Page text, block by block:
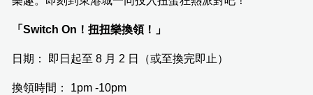
「Switch On！扭扭樂換領！」
日期： 即日起至 8 月 2 日（或至換完即止）
換領時間： 1pm -10pm